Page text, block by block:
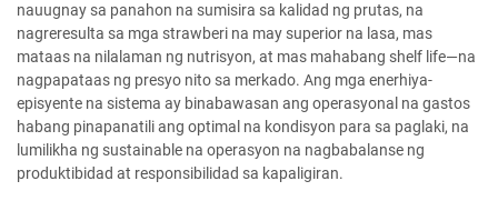
nauugnay sa panahon na sumisira sa kalidad ng prutas, na
nagreresulta sa mga strawberi na may superior na lasa, mas
mataas na nilalaman ng nutrisyon, at mas mahabang shelf life—na
nagpapataas ng presyo nito sa merkado. Ang mga enerhiya-
episyente na sistema ay binabawasan ang operasyonal na gastos
habang pinapanatili ang optimal na kondisyon para sa paglaki, na
lumilikha ng sustainable na operasyon na nagbabalanse ng
produktibidad at responsibilidad sa kapaligiran.